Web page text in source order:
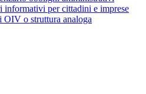
informativi per cittadini e imprese
OIV o struttura analoga